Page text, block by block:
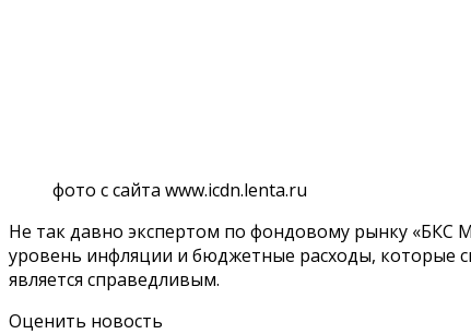
фото с сайта www.icdn.lenta.ru
Не так давно экспертом по фондовому рынку «БКС
уровень инфляции и бюджетные расходы, которые
является справедливым.
Оценить новость